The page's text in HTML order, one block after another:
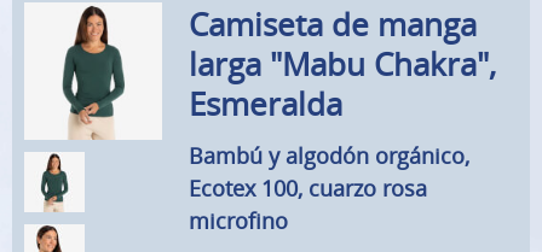
Menú Búsquedad
CuentaInfo IdiomasCesta
Camiseta de manga
larga "Mabu Chakra",
Esmeralda
Bambú y algodón orgánico,
Ecotex 100, cuarzo rosa
microfino